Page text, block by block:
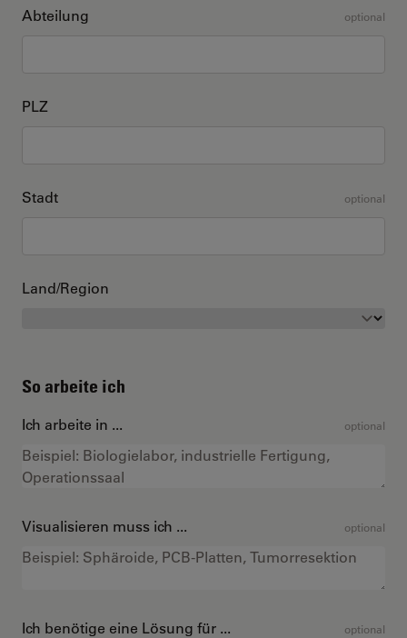
Abteilung optional
PLZ
Stadt optional
Land/Region
So arbeite ich
Ich arbeite in ... optional
Visualisieren muss ich ... optional
Ich benötige eine Lösung für ... optional